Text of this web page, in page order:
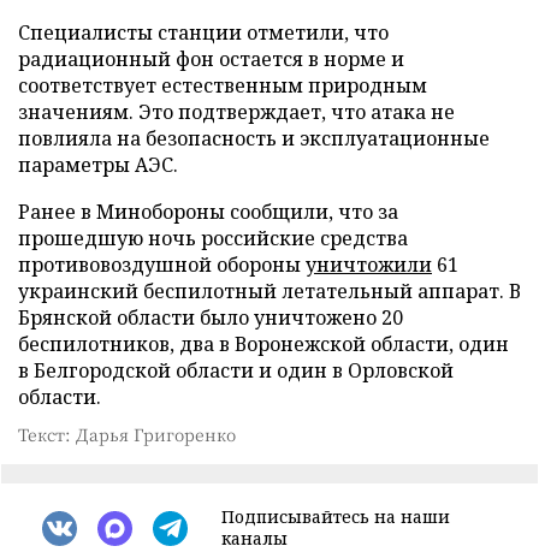
Специалисты станции отметили, что
радиационный фон остается в норме и
соответствует естественным природным
значениям. Это подтверждает, что атака не
повлияла на безопасность и эксплуатационные
параметры АЭС.
Ранее в Минобороны сообщили, что за
прошедшую ночь российские средства
противовоздушной обороныуничтожили 61
украинский беспилотный летательный аппарат. В
Брянской области было уничтожено 20
беспилотников, два в Воронежской области, один
в Белгородской области и один в Орловской
области.
Текст: Дарья Григоренко
Подписывайтесь на наши
каналы